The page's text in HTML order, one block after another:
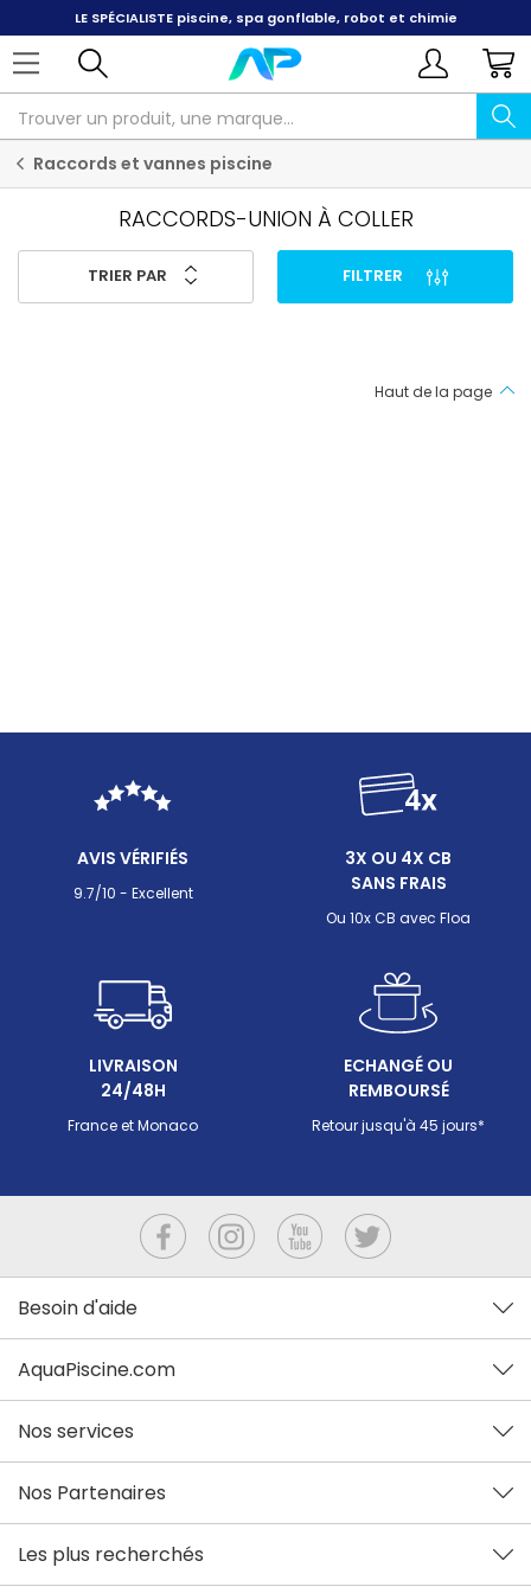
LE SPÉCIALISTEpiscine, spa gonflable, robot et chimie
Raccords et vannes piscine
RACCORDS-UNION À COLLER
TRIER PAR FILTRER
Haut de la page
AVIS VÉRIFIÉS
9.7/10 - Excellent
3X OU 4X CB
SANS FRAIS
Ou 10x CB avec Floa
LIVRAISON
24/48H
France et Monaco
ECHANGÉ OU
REMBOURSÉ
Retour jusqu'à 45 jours*
Besoin d'aide
AquaPiscine.com
Nos services
Nos Partenaires
Les plus recherchés